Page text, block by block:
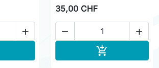

35,00 CHF
 
